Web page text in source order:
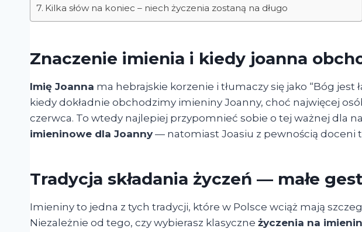
Kilka słów na koniec – niech życzenia zostaną na długo
Znaczenie imienia i kiedy joanna
Imię Joanna ma hebrajskie korzenie i tłumaczy się jako “Bóg jest
kiedy dokładnie obchodzimy imieniny Joanny, choć najwięcej
czerwca. To wtedy najlepiej przypomnieć sobie o tej ważnej dla
imieninowe dla Joanny — natomiast Joasiu z pewnością doceni
Tradycja składania życzeń — małe
Imieniny to jedna z tych tradycji, które w Polsce wciąż mają
Niezależnie od tego, czy wybierasz klasyczne życzenia na